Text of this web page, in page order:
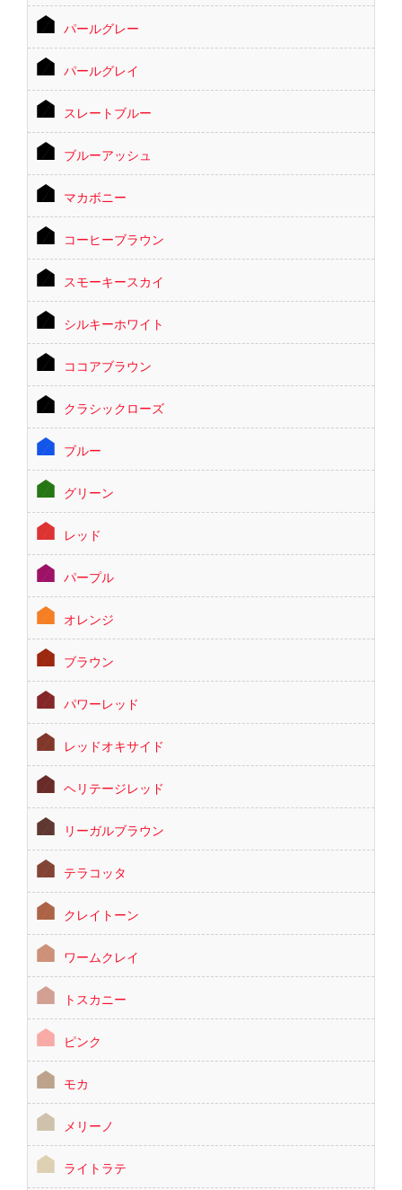
パールグレー
パールグレイ
スレートブルー
ブルーアッシュ
マカボニー
コーヒーブラウン
スモーキースカイ
シルキーホワイト
ココアブラウン
クラシックローズ
ブルー
グリーン
レッド
パープル
オレンジ
ブラウン
パワーレッド
レッドオキサイド
ヘリテージレッド
リーガルブラウン
テラコッタ
クレイトーン
ワームクレイ
トスカニー
ピンク
モカ
メリーノ
ライトラテ